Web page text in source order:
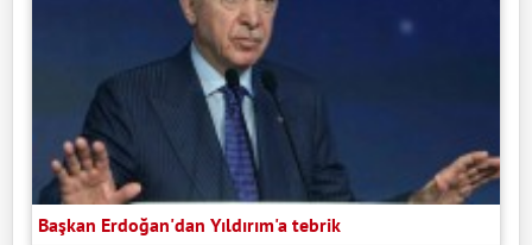
Başkan Erdoğan'dan Yıldırım'a tebrik